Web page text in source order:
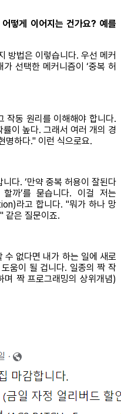
떻게 이어지는 건가요? 예를
방법은 이렇습니다. 우선 메커
선택한 메커니즘이 ‘중복 허
작동 원리를 이해해야 합니다.
이 높다. 그래서 여러 개의 경
명하다." 이런 식으로요.
다. ‘만약 중복 허용이 잘된다
까’를 묻습니다. 이걸 저는
라고 합니다. "뭐가 하나 망
같은 질문이죠.
수 없다면 내가 하는 일에 새로
움이 될 겁니다. 일종의 짝 작
짝 프로그래밍의 상위개념)